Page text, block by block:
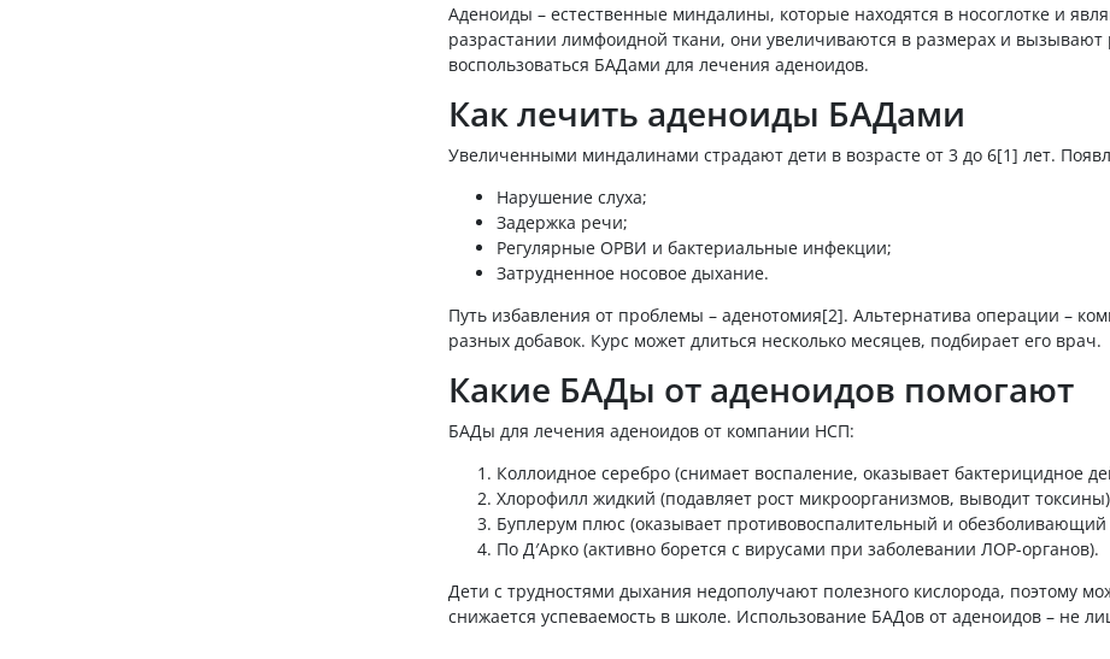
Аденоиды – естественные миндалины, которые находятся в носоглотке и
разрастании лимфоидной ткани, они увеличиваются в размерах и вызывают
воспользоваться БАДами для лечения аденоидов.
Как лечить аденоиды БАДами
Увеличенными миндалинами страдают дети в возрасте от 3 до 6[1] лет.
Нарушение слуха;
Задержка речи;
Регулярные ОРВИ и бактериальные инфекции;
Затрудненное носовое дыхание.
Путь избавления от проблемы – аденотомия[2]. Альтернатива операции –
разных добавок. Курс может длиться несколько месяцев, подбирает его врач.
Какие БАДы от аденоидов помогают
БАДы для лечения аденоидов от компании НСП:
Коллоидное серебро (снимает воспаление, оказывает бактерицидное
Хлорофилл жидкий (подавляет рост микроорганизмов, выводит
Буплерум плюс (оказывает противовоспалительный и обезболивающий
По Д′Арко (активно борется с вирусами при заболевании ЛОР-органов).
Дети с трудностями дыхания недополучают полезного кислорода, поэтому
снижается успеваемость в школе. Использование БАДов от аденоидов – не